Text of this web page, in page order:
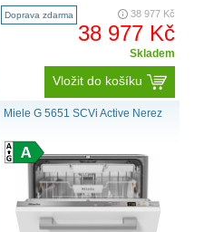
energie Vše dokon..
Doprava zdarma 38 977 Kč
38 977 Kč
Skladem
Vložit do košíku
Miele G 5651 SCVi Active Nerez